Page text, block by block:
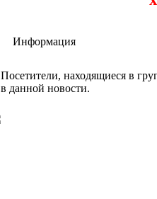
Информация
Посетители, находящиеся в
в данной новости.